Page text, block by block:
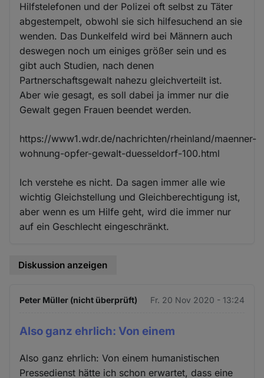
Hilfstelefonen und der Polizei oft selbst zu Täter
abgestempelt, obwohl sie sich hilfesuchend an sie
wenden. Das Dunkelfeld wird bei Männern auch
deswegen noch um einiges größer sein und es
gibt auch Studien, nach denen
Partnerschaftsgewalt nahezu gleichverteilt ist.
Aber wie gesagt, es soll dabei ja immer nur die
Gewalt gegen Frauen beendet werden.
https://www1.wdr.de/nachrichten/rheinland/maenner-
wohnung-opfer-gewalt-duesseldorf-100.html
Ich verstehe es nicht. Da sagen immer alle wie
wichtig Gleichstellung und Gleichberechtigung ist,
aber wenn es um Hilfe geht, wird die immer nur
auf ein Geschlecht eingeschränkt.
Diskussion anzeigen
Peter Müller (nicht überprüft) Fr. 20 Nov 2020 - 13:24
Also ganz ehrlich: Von einem
Also ganz ehrlich: Von einem humanistischen
Pressedienst hätte ich schon erwartet, dass eine